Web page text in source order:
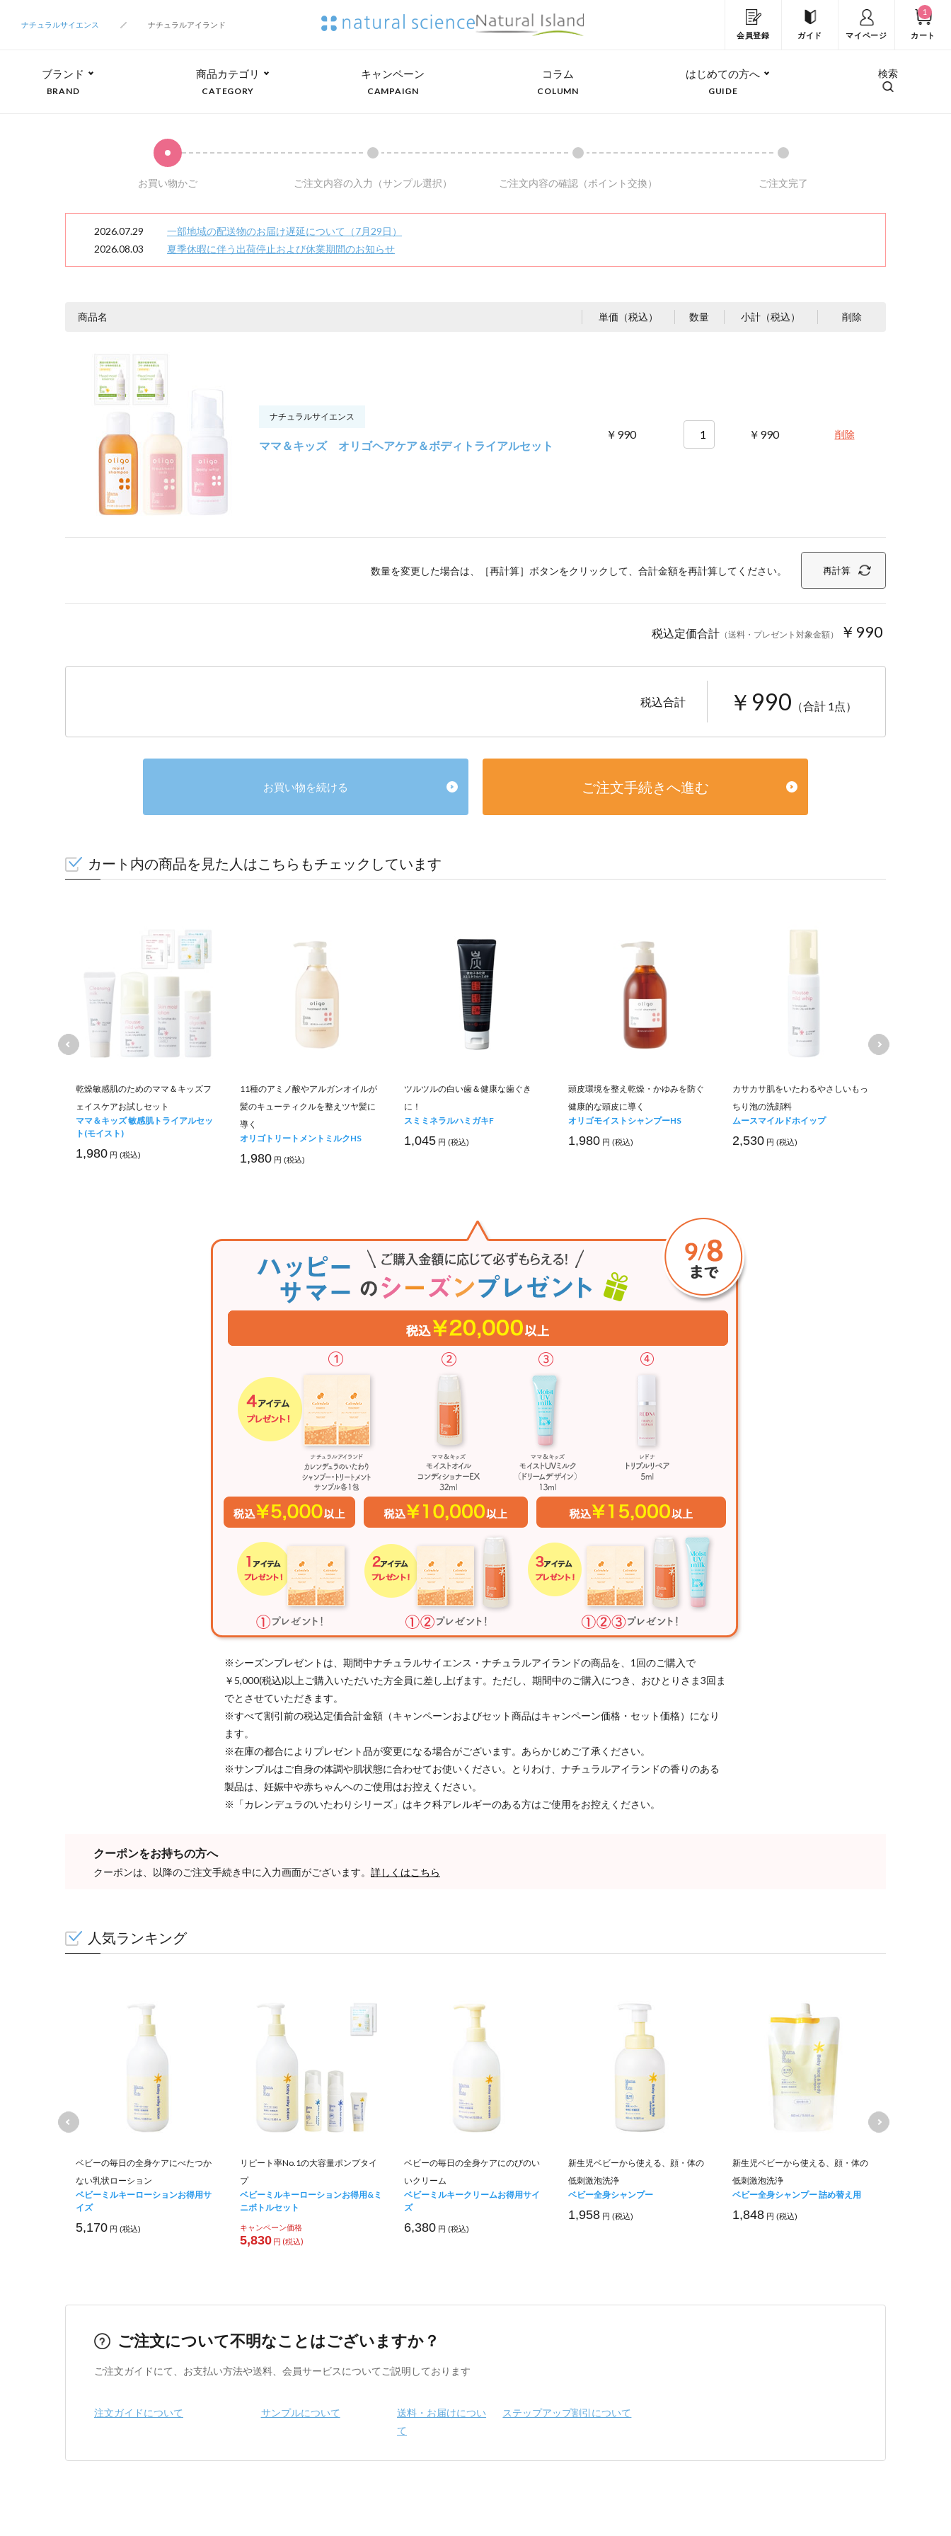
ナチュラルサイエンス
ナチュラルアイランド
会員登録
ガイド マイページ
1
カート
ブランド
BRAND
商品カテゴリ
CATEGORY
キャンペーン
CAMPAIGN
コラム
COLUMN
はじめての方へ
GUIDE
検索
お買い物かご ご注文内容の入力 （サンプル選択） ご注文内容の確認 （ポイント交換） ご注文完了
2026.07.29
一部地域の配送物のお届け遅延について（7月29日）
2026.08.03
夏季休暇に伴う出荷停止および休業期間のお知らせ
商品名 単価（税込） 数量 小計（税込） 削除
ナチュラルサイエンス
ママ＆キッズ オリゴヘアケア＆ボディトライアルセット
￥990 ￥990 削除
数量を変更した場合は、［再計算］ボタンをクリックして、合計金額を再計算してください。 再計算
税込定価合計 （送料・プレゼント対象金額） ￥990
税込合計 ￥990 （合計 1点）
お買い物を続ける ご注文手続きへ進む
カート内の商品を見た人はこちらもチェックしています
乾燥敏感肌のためのママ＆キッズフ
ェイスケアお試しセット
ママ＆キッズ 敏感肌トライアルセッ
ト(モイスト)
1,980 円 (税込)
11種のアミノ酸やアルガンオイルが
髪のキューティクルを整えツヤ髪に
導く
オリゴトリートメントミルクHS
1,980 円 (税込)
ツルツルの白い歯＆健康な歯ぐき
に！
スミミネラルハミガキF
1,045 円 (税込)
頭皮環境を整え乾燥・かゆみを防ぐ
健康的な頭皮に導く
オリゴモイストシャンプーHS
1,980 円 (税込)
カサカサ肌をいたわるやさしいもっ
ちり泡の洗顔料
ムースマイルドホイップ
2,530 円 (税込)
※シーズンプレゼントは、期間中ナチュラルサイエンス・ナチュラルアイランドの商品を、1回のご購入で
￥5,000(税込)以上ご購入いただいた方全員に差し上げます。ただし、期間中のご購入につき、おひとりさま3回ま
でとさせていただきます。
※すべて割引前の税込定価合計金額（キャンペーンおよびセット商品はキャンペーン価格・セット価格）になり
ます。
※在庫の都合によりプレゼント品が変更になる場合がございます。あらかじめご了承ください。
※サンプルはご自身の体調や肌状態に合わせてお使いください。とりわけ、ナチュラルアイランドの香りのある
製品は、妊娠中や赤ちゃんへのご使用はお控えください。
※「カレンデュラのいたわりシリーズ」はキク科アレルギーのある方はご使用をお控えください。
クーポンをお持ちの方へ
クーポンは、以降のご注文手続き中に入力画面がございます。 詳しくはこちら
人気ランキング
ベビーの毎日の全身ケアにべたつか
ない乳状ローション
ベビーミルキーローションお得用サ
イズ
5,170 円 (税込)
リピート率No.1の大容量ポンプタイ
プ
ベビーミルキーローションお得用&ミ
ニボトルセット
キャンペーン価格
5,830 円 (税込)
ベビーの毎日の全身ケアにのびのい
いクリーム
ベビーミルキークリームお得用サイ
ズ
6,380 円 (税込)
新生児ベビーから使える、顔・体の
低刺激泡洗浄
ベビー全身シャンプー
1,958 円 (税込)
新生児ベビーから使える、顔・体の
低刺激泡洗浄
ベビー全身シャンプー 詰め替え用
1,848 円 (税込)
ご注文について不明なことはございますか？
ご注文ガイドにて、お支払い方法や送料、会員サービスについてご説明しております
注文ガイドについて サンプルについて
送料・お届けについ
て
ステップアップ割引について